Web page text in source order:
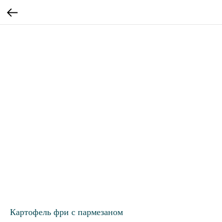
Картофель фри с пармезаном